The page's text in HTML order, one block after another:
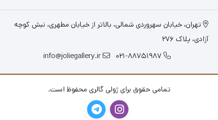
تهران، خیابان سهروردی شمالی، بالاتر از خیابان مطهری، نبش کوچه
آزادی، پلاک 276
021-88751987
info@joliegallery.ir
تمامی حقوق برای ژولی گالری محفوظ است.